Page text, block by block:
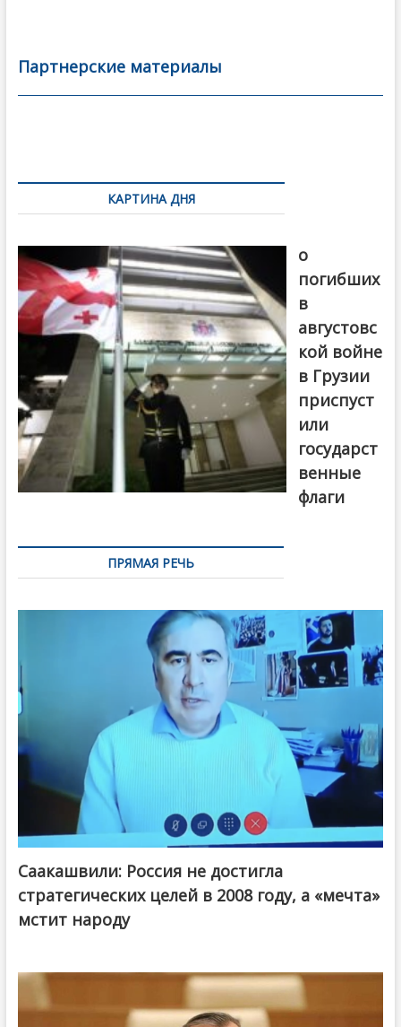
b
o
er l
а
в
Партнерские материалы
по
записямКАРТИНА ДНЯ
о
погибших
в
августовс
кой войне
в Грузии
приспуст
или
государст
венные
флаги
ПРЯМАЯ РЕЧЬ
Саакашвили: Россия не достигла
стратегических целей в 2008 году, а «мечта»
мстит народу